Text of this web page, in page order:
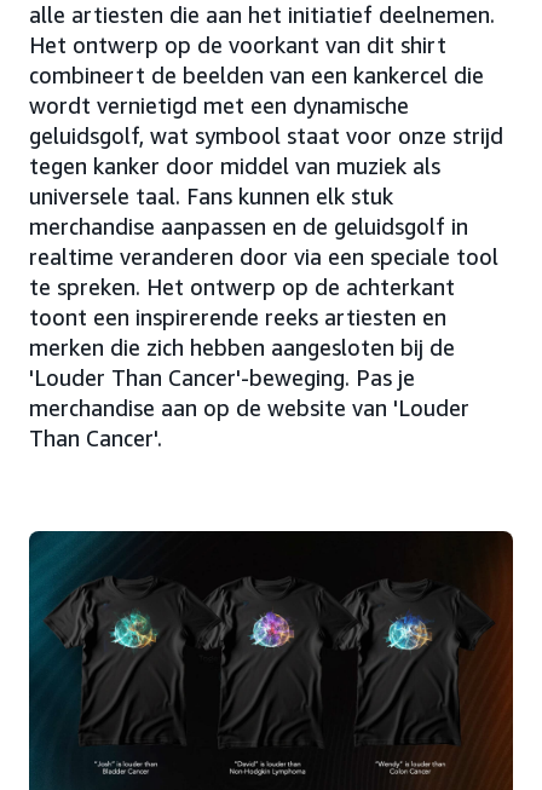
alle artiesten die aan het initiatief deelnemen.
Het ontwerp op de voorkant van dit shirt
combineert de beelden van een kankercel die
wordt vernietigd met een dynamische
geluidsgolf, wat symbool staat voor onze strijd
tegen kanker door middel van muziek als
universele taal. Fans kunnen elk stuk
merchandise aanpassen en de geluidsgolf in
realtime veranderen door via een speciale tool
te spreken. Het ontwerp op de achterkant
toont een inspirerende reeks artiesten en
merken die zich hebben aangesloten bij de
'Louder Than Cancer'-beweging. Pas je
merchandise aan op de website van 'Louder
Than Cancer'.